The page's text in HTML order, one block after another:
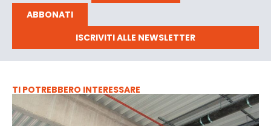
ABBONATI
ISCRIVITI ALLE NEWSLETTER
TI POTREBBERO INTERESSARE